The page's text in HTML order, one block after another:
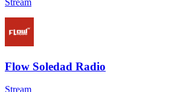
Flow Soledad Radio
Stream